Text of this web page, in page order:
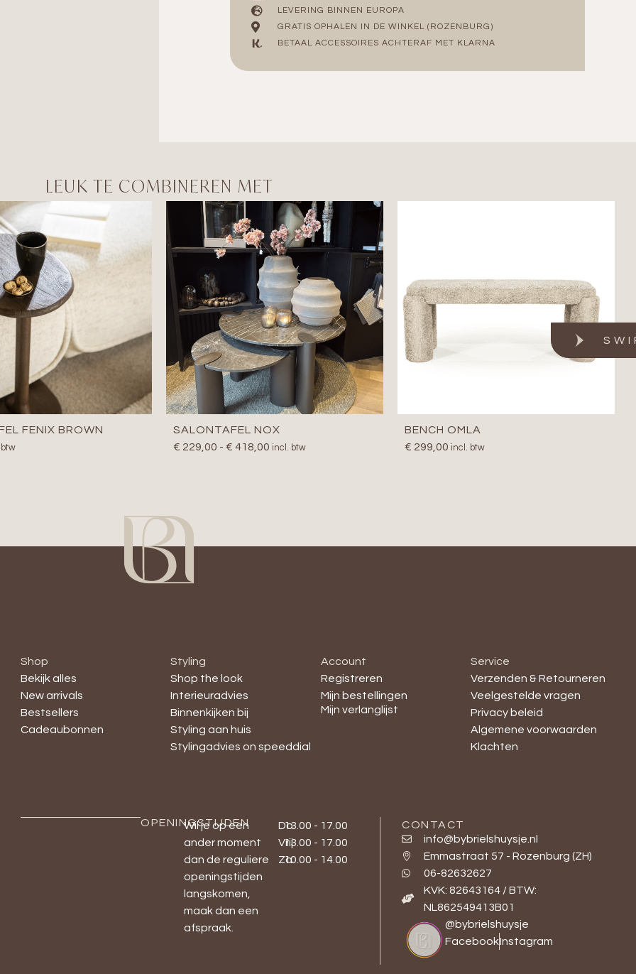
LEVERING BINNEN EUROPA
GRATIS OPHALEN IN DE WINKEL (ROZENBURG)
BETAAL ACCESSOIRES ACHTERAF MET KLARNA
LEUK TE COMBINEREN MET
FENIX BROWN
SALONTAFEL NOX
€ 229,00 - € 418,00 incl. btw
BENCH OMLA
€ 299,00 incl. btw
Shop
Bekijk alles
New arrivals
Bestsellers
Cadeaubonnen
Styling
Shop the look
Interieuradvies
Binnenkijken bij
Styling aan huis
Stylingadvies on speeddial
Account
Registreren
Mijn bestellingen
Mijn verlanglijst
Service
Verzenden & Retourneren
Veelgestelde vragen
Privacy beleid
Algemene voorwaarden
Klachten
OPENINGSTIJDEN
Wil je op een
ander moment
dan de reguliere
openingstijden
langskomen,
maak dan een
afspraak.
Do
Vrij
Za
13.00 - 17.00
13.00 - 17.00
10.00 - 14.00
CONTACT
info@bybrielshuysje.nl
Emmastraat 57 - Rozenburg (ZH)
06-82632627
KVK: 82643164 / BTW:
NL862549413B01
@bybrielshuysje
FacebookInstagram